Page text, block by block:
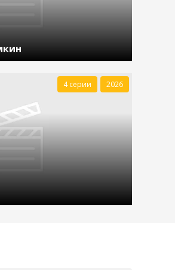
4 серии 2026